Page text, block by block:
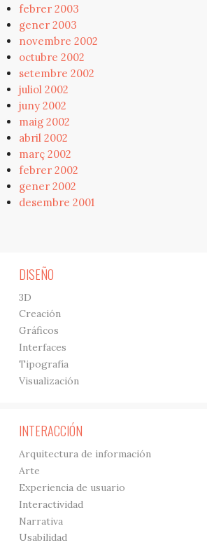
febrer 2003
gener 2003
novembre 2002
octubre 2002
setembre 2002
juliol 2002
juny 2002
maig 2002
abril 2002
març 2002
febrer 2002
gener 2002
desembre 2001
DISEÑO
3D
Creación
Gráficos
Interfaces
Tipografía
Visualización
INTERACCIÓN
Arquitectura de información
Arte
Experiencia de usuario
Interactividad
Narrativa
Usabilidad